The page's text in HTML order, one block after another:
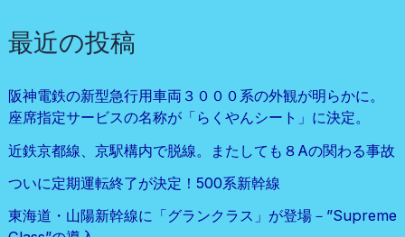
最近の投稿
阪神電鉄の新型急行用車両３０００系の外観が明らかに。
座席指定サービスの名称が「らくやんシート」に決定。
近鉄京都線、京駅構内で脱線。またしても８Aの関わる事故
ついに定期運転終了が決定！500系新幹線
東海道・山陽新幹線に「グランクラス」が登場－”Supreme